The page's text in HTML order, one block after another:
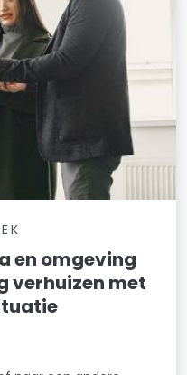
en omgeving
verhuizen met